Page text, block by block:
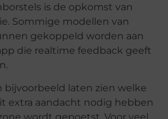
is de opkomst van
Sommige modellen van
gekoppeld worden aan
die realtime feedback geeft
bijvoorbeeld laten zien welke
extra aandacht nodig hebben